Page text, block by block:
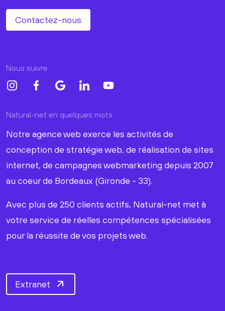
Contactez-nous
Nous suivre
Natural-net en quelques mots
Notre agence web exerce les activités de
conception de stratégie web, de réalisation de sites
internet, de campagnes webmarketing depuis 2007
au coeur de Bordeaux (Gironde - 33).
Avec plus de 250 clients actifs, Natural-net met à
votre service de réelles compétences spécialisées
pour la réussite de vos projets web.
Extranet